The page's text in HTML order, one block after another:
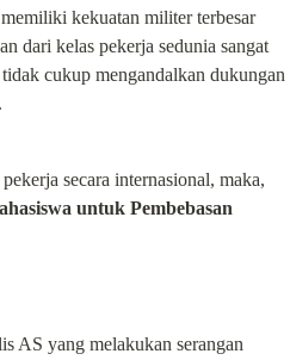
kekuatan militer terbesar
dari kelas pekerja sedunia sangat
cukup mengandalkan dukungan
secara internasional, maka,
untuk Pembebasan
AS yang melakukan serangan